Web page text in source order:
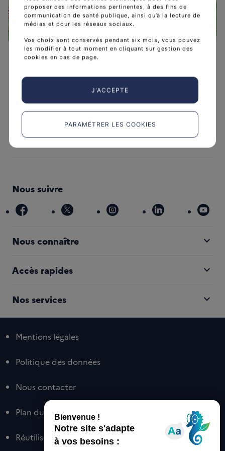
Leaflet |©OpenStreetMapcontributors
L'Institut national du cancer est l’agence d'expertise
sanitaire et scientifique en cancérologie de l’État.
arrow_forward
Nous suivre
facebook x instagram linkedin
Nous connaître expand_more
Accès rapides expand_more
Nos services expand_more
Mentions légales
Politique des données
Nous contacter
Plan du site
Réutiliser nos contenus
proposer des informations pertinentes, à des fins de
communication de santé publique, ainsi qu’à la lecture de
médias et pour les réseaux sociaux.
Vos choix sont conservés pendant six mois, vous pouvez
les modifier à tout moment en cliquant sur gestion des
cookies en bas de page.
J'ACCEPTE
PARAMÉTRER LES COOKIES